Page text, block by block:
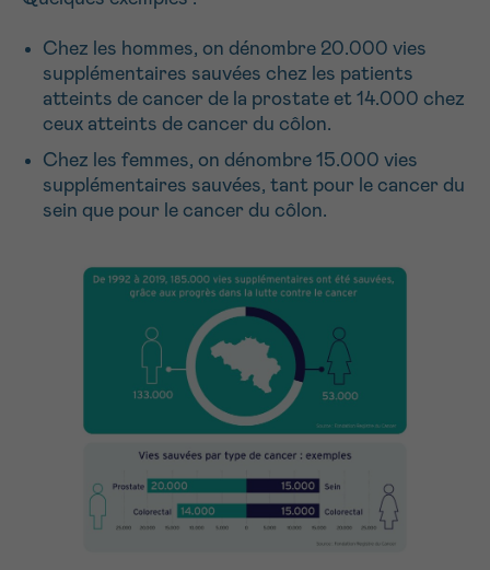
Chez les hommes, on dénombre 20.000 vies
supplémentaires sauvées chez les patients
atteints de cancer de la prostate et 14.000 chez
ceux atteints de cancer du côlon.
Chez les femmes, on dénombre 15.000 vies
supplémentaires sauvées, tant pour le cancer du
sein que pour le cancer du côlon.